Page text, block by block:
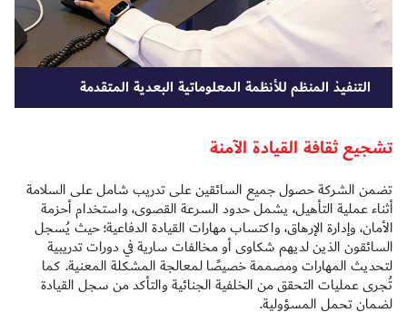
التنفيذ المنظم للأنظمة المعلوماتية البعدية المتقدمة
تشجيع ثقافة القيادة الآمنة
تضمن الشركة حصول جميع السائقين على تدريب شامل على السلامة
أثناء عملية التأهيل، يشمل حدود السرعة القصوى، واستخدام أحزمة
الأمان، وإدارة الإرهاق، واكتساب مهارات القيادة الدفاعية؛ حيث يُسجل
السائقون الذين لديهم شكاوى أو مخالفات سارية في دورات تدريبية
لتحديث المهارات ومصممة خصيصًا لمعالجة المشكلة المعنية. كما
تُجرى عمليات التحقق من الخلفية الجنائية والتأكد من سجل القيادة
لضمان تحمل المسؤولية.